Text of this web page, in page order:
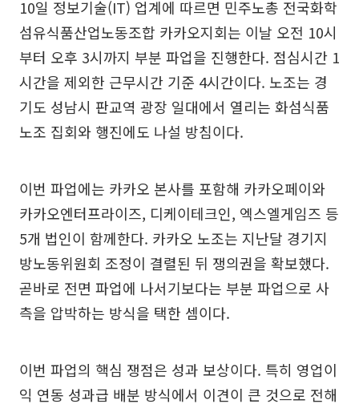
10일 정보기술(IT) 업계에 따르면 민주노총 전국화학
섬유식품산업노동조합 카카오지회는 이날 오전 10시
부터 오후 3시까지 부분 파업을 진행한다. 점심시간 1
시간을 제외한 근무시간 기준 4시간이다. 노조는 경
기도 성남시 판교역 광장 일대에서 열리는 화섬식품
노조 집회와 행진에도 나설 방침이다.
이번 파업에는 카카오 본사를 포함해 카카오페이와
카카오엔터프라이즈, 디케이테크인, 엑스엘게임즈 등
5개 법인이 함께한다. 카카오 노조는 지난달 경기지
방노동위원회 조정이 결렬된 뒤 쟁의권을 확보했다.
곧바로 전면 파업에 나서기보다는 부분 파업으로 사
측을 압박하는 방식을 택한 셈이다.
이번 파업의 핵심 쟁점은 성과 보상이다. 특히 영업이
익 연동 성과급 배분 방식에서 이견이 큰 것으로 전해